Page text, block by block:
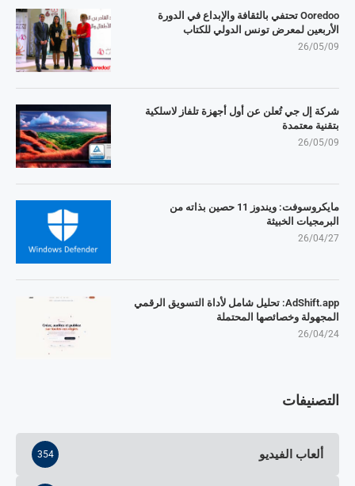
Ooredoo تحتفي بالثقافة والإبداع في الدورة
الأربعين لمعرض تونس الدولي للكتاب
26/05/09
شركة إل جي تُعلن عن أول أجهزة تلفاز لاسلكية
بتقنية معتمدة
26/05/09
مايكروسوفت: ويندوز 11 حصين بذاته من
البرمجيات الخبيثة
26/04/27
AdShift.app: تحليل شامل لأداة التسويق الرقمي
المجهولة وخصائصها المحتملة
26/04/24
التصنيفات
ألعاب الفيديو 354